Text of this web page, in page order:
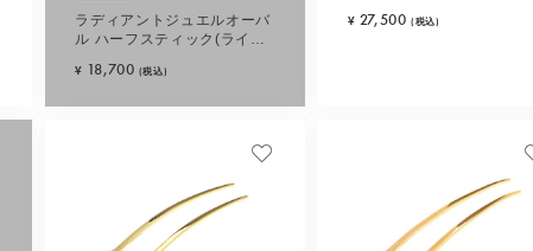
ラディアントジュエルオーバ
ル ハーフスティック(ライト
¥ 18,700 (税込)
¥ 27,500 (税込)